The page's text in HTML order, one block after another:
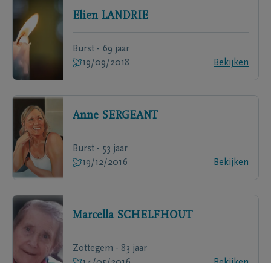
Elien LANDRIE
Burst - 69 jaar
19/09/2018
Bekijken
Anne SERGEANT
Burst - 53 jaar
19/12/2016
Bekijken
Marcella SCHELFHOUT
Zottegem - 83 jaar